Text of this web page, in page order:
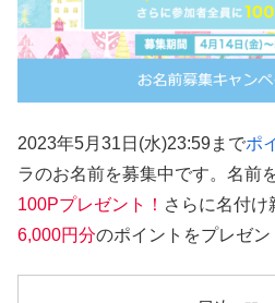
2023年5月31日(水)23:59までポ
ラのお名前を募集中です。名前
100Pプレゼント！ さらに名付け
6,000円分のポイントをプレゼン